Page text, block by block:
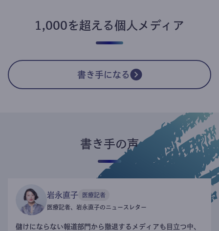
1,000を超える個人メディア
書き手になる
書き手の声
岩永直子 医療記者
医療記者、岩永直子のニュースレター
儲けにならない報道部門から撤退するメディアも目立つ中、